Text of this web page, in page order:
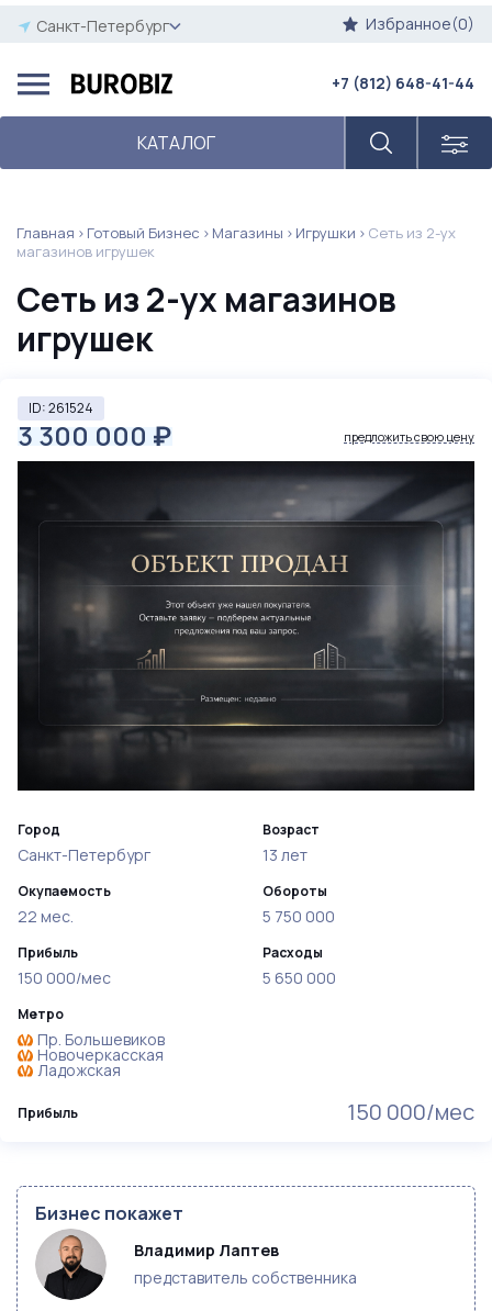
Санкт-Петербург Избранное(0)
КАТАЛОГ
+7 (812) 648-41-44
Главная Готовый Бизнес Магазины Игрушки
Сеть из 2-ух
магазинов игрушек
Сеть из 2-ух магазинов
игрушек
ID: 261524
3 300 000 ₽ предложить свою цену
Прибыль 150 000/мес
Город
Санкт-Петербург
Окупаемость
22 мес.
Прибыль
150 000/мес
Возраст
13 лет
Обороты
5 750 000
Расходы
5 650 000
Метро
Пр. Большевиков
Новочеркасская
Ладожская
Бизнес покажет
Владимир Лаптев
представитель собственника